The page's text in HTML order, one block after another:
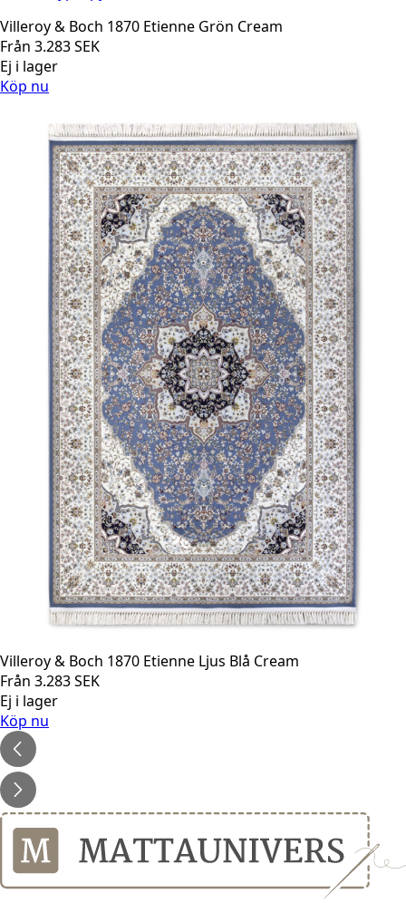
Villeroy & Boch 1870 Etienne Grön Cream
Från 3.283SEK
Ej i lager
Köp nu
Villeroy & Boch 1870 Etienne Ljus Blå Cream
Från 3.283SEK
Ej i lager
Köp nu